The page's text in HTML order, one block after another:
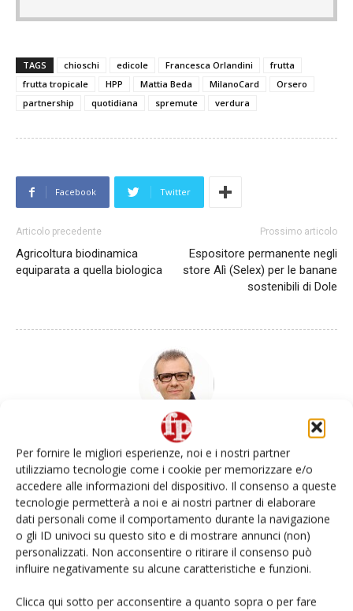
Per fornire le migliori esperienze, noi e i nostri partner
utilizziamo tecnologie come i cookie per memorizzare e/o
accedere alle informazioni del dispositivo. Il consenso a queste
tecnologie permetterà a noi e ai nostri partner di elaborare
dati personali come il comportamento durante la navigazione
o gli ID univoci su questo sito e di mostrare annunci (non)
personalizzati. Non acconsentire o ritirare il consenso può
influire negativamente su alcune caratteristiche e funzioni.
Clicca qui sotto per acconsentire a quanto sopra o per fare
TAGS chioschi edicole Francesca Orlandini
frutta
frutta tropicale
HPP Mattia Beda MilanoCard
Orsero
partnership
quotidiana spremute verdura
Facebook Twitter
Articolo precedente
Agricoltura biodinamica
equiparata a quella biologica
Prossimo articolo
Espositore permanente negli
store Alì (Selex) per le banane
sostenibili di Dole
Daniele Colombo
Articoli correlati Di più dello stesso autore
Non è una susina: è Metis… e può